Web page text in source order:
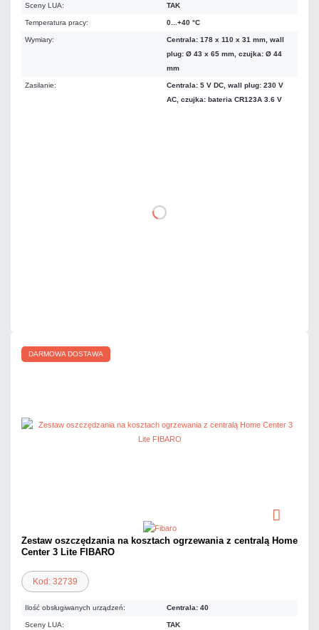
Sceny LUA: TAK
Temperatura pracy: 0...+40 °C
Wymiary:
Centrala: 178 x 110 x 31 mm, wall
plug: Ø 43 x 65 mm, czujka: Ø 44
mm
Zasilanie:
Centrala: 5 V DC, wall plug: 230 V
AC, czujka: bateria CR123A 3.6 V
DO KOSZYKA
DARMOWA DOSTAWA
Zestaw oszczędzania na kosztach ogrzewania z centralą Home
Center 3 Lite FIBARO
Kod: 32739
Ilość obsługiwanych urządzeń: Centrala: 40
Sceny LUA: TAK